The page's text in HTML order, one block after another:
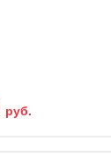
руб.